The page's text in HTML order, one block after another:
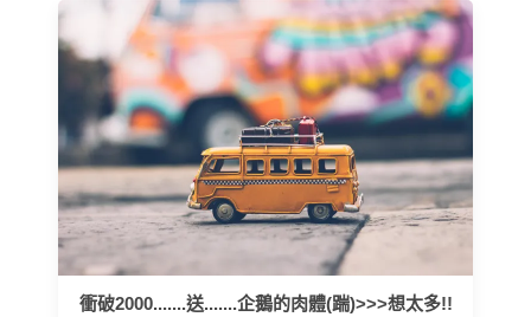
衝破2000.......送.......企鵝的肉體(踹)>>>想太多!!